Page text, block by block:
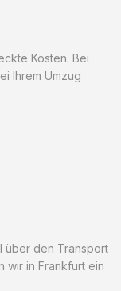
Kosten. Bei
Ihrem Umzug
über den Transport
wir in Frankfurt ein